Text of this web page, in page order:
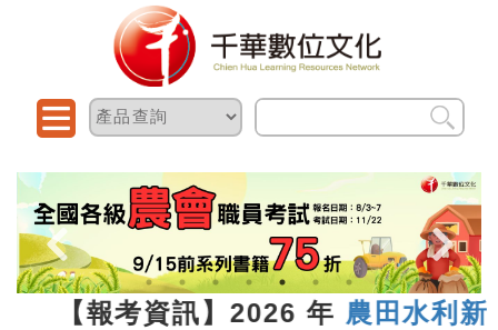
考資訊】2026 年 農田水利新進